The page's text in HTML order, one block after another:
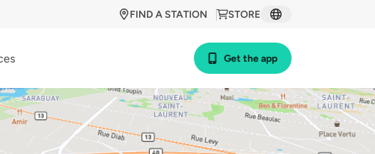
STORE
FIND A STATION
Get the app